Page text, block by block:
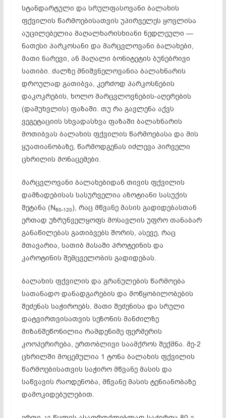
სტანდარტული და სრულფასოვანი ბალახის
ფქვილის წარმოებისათვის უპირველეს ყოვლისა
აუცილებელია მაღალხარისხიანი ნედლეული —
ნათესი პარკოსანი და მარცვლოვანი ბალახები,
მათი ნარევი, ან მაღალი ბონიტეტის ბუნებრივი
სათიბი. ძალზე მნიშვნელოვანია ბალახნარის
დროულად გათიბვა, კერძოდ პარკოსნების
დაკოკრების, ხოლო მარცვლოვნების-აღერების
(დამუხვლის) ფაზაში. თუ რა გავლენა აქვს
ვეგეტაციის სხვადასხვა ფაზაში ბალახნარის
მოთიბვას ბალახის ფქვილის წარმოებასა და მის
ყუათიანობაზე, წარმოდგენას იძლევა პირველი
ცხრილის მონაცემები.
მარცვლოვანი ბალახებიდან თივის ფქვილის
დამზადებისას სასურველია აზოტიანი სასუქის
შეტანა (N60-120), რაც მწვანე მასის გადიდებასთან
ერთად უზრუნველყოფს მოსავლის უფრო თანაბარ
განაწილებას გათიბვებს შორის, ასევე, რაც
მთავარია, სათიბ მასაში პროტეინის და
კაროტინის შემცველობის გადიდებას.
ბალახის ფქვილის და გრანულების წარმოება
სათანადო დანადგარების და მოწყობილობების
შეძენას საჭიროებს. მათი შეძენისა და სრული
დატვირთვისათვის სეზონის მანძილზე
მიზანშეწონილია რამდენიმე ფერმერის
კოოპერირება, ერთობლივი საამქროს შექმნა. მე-2
ცხრილში მოცემულია 1 ტონა ბალახის ფქვილის
წარმოებისათვის საჭირო მწვანე მასის და
საწვავის რაოდენობა, მწვანე მასის ტენიანობაზე
დამოკიდებულებით.